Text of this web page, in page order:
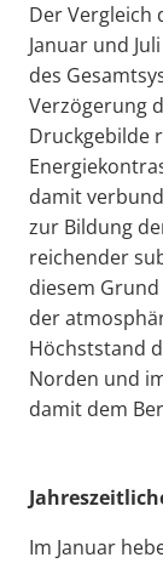
Der Vergleich
Januar und
des
Verzögerung
Druckgebilde
damit
zur Bildung
reichender
diesem
der
Höchststand
Norden und
damit dem
Im Januar